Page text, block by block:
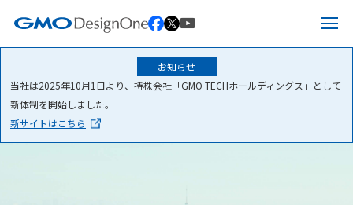
の
先
頭
サービス
お知らせ
当社は2025年10月1日より、持株会社「GMO TECHホールディングス」として
新体制を開始しました。
新サイトはこちら